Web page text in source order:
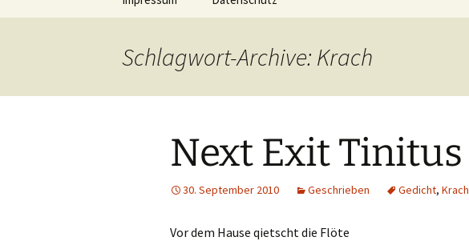
Inhalt
Schlagwort-Archive: Krach
Next Exit Tinitus
30. September 2010 Geschrieben Gedicht, Krach
Vor dem Hause qietscht die Flöte